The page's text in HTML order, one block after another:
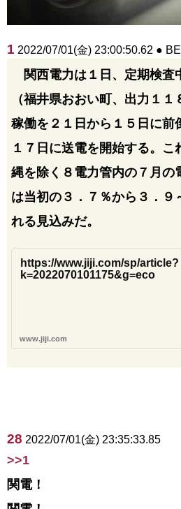
1 2022/07/01(金) 23:00:50.62 ●
関西電力は１日、定期検査
（福井県おおい町、出力１
稼働を２１日から１５日に前
１７日に送電を開始する。
縄を除く８電力管内の７月の
は当初の３．７％から３．９
れる見込みだ。
https://www.jiji.com/sp/article?
k=2022070101175&g=eco
www.jiji.com
28 2022/07/01(金) 23:35:33.85
>>1
関電！